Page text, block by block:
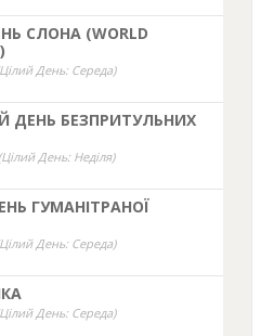
СЛОНА (WORLD
День: Середа)
ДЕНЬ БЕЗПРИТУЛЬНИХ
(Цілий День: Неділя)
ГУМАНІТРАНОЇ
День: Середа)
День: Середа)